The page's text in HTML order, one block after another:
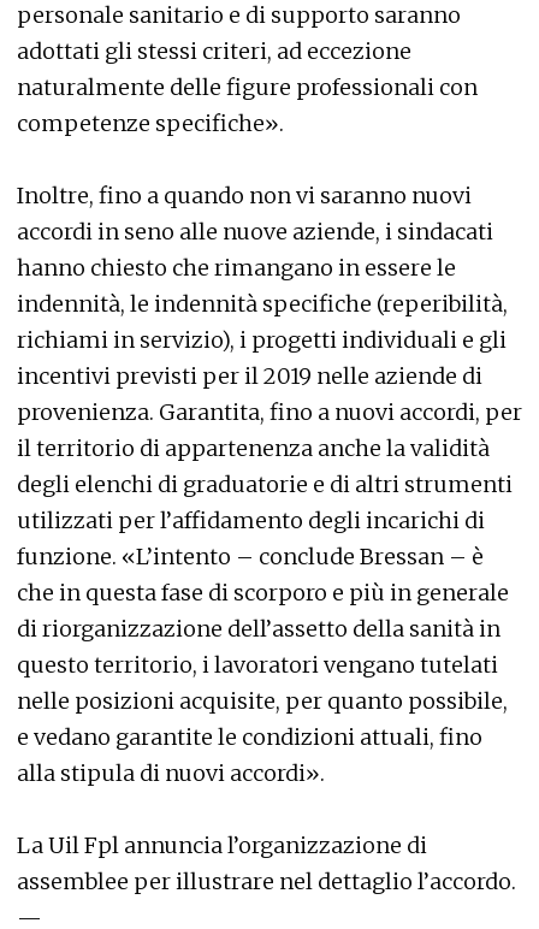
personale sanitario e di supporto saranno
adottati gli stessi criteri, ad eccezione
naturalmente delle figure professionali con
competenze specifiche».
Inoltre, fino a quando non vi saranno nuovi
accordi in seno alle nuove aziende, i sindacati
hanno chiesto che rimangano in essere le
indennità, le indennità specifiche (reperibilità,
richiami in servizio), i progetti individuali e gli
incentivi previsti per il 2019 nelle aziende di
provenienza. Garantita, fino a nuovi accordi, per
il territorio di appartenenza anche la validità
degli elenchi di graduatorie e di altri strumenti
utilizzati per l’affidamento degli incarichi di
funzione. «L’intento – conclude Bressan – è
che in questa fase di scorporo e più in generale
di riorganizzazione dell’assetto della sanità in
questo territorio, i lavoratori vengano tutelati
nelle posizioni acquisite, per quanto possibile,
e vedano garantite le condizioni attuali, fino
alla stipula di nuovi accordi».
La Uil Fpl annuncia l’organizzazione di
assemblee per illustrare nel dettaglio l’accordo.
—